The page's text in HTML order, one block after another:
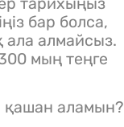
бар болса,
ала алмайсыз.
мың теңге
қашан аламын?